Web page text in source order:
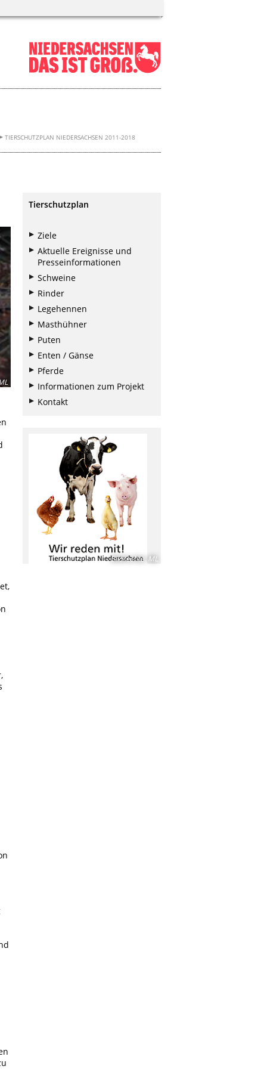
TIERSCHUTZPLAN NIEDERSACHSEN 2011-2018
Tierschutzplan
Ziele
Aktuelle Ereignisse und
Presseinformationen
Schweine
Rinder
Legehennen
Masthühner
Puten
Enten / Gänse
Pferde
Informationen zum Projekt
Kontakt
Bildrechte: ML